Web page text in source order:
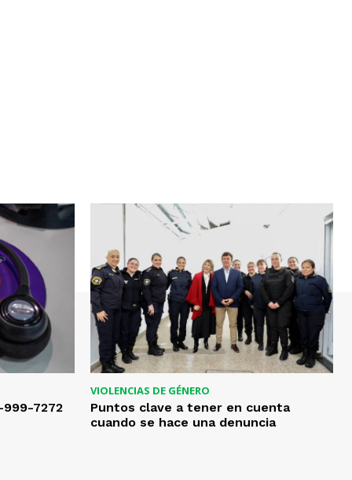
7272
VIOLENCIAS DE GÉNERO
Puntos clave a tener en cuenta
cuando se hace una denuncia